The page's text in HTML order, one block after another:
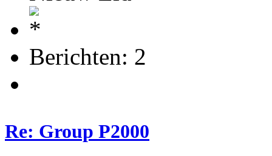
Berichten: 2
Re: Group P2000